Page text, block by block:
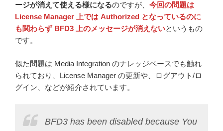
ージが消えて使える様になるのですが、 今回の問題は
License Manager 上では Authorized となっているのに
も関わらず BFD3 上のメッセージが消えないというもの
です。
似た問題は Media Integration のナレッジベースでも触れ
られており、License Manager の更新や、ログアウト/ロ
グイン、などが紹介されています。
BFD3 has been disabled because You